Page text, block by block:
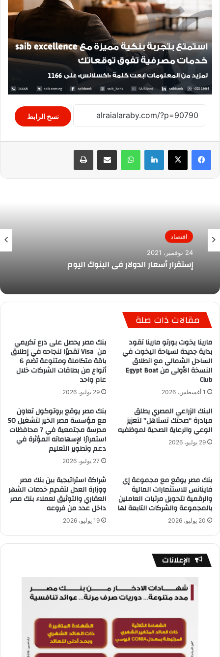
نسخ الرابط
لينكدإن واتساب مشاركة عبر البريد طباعة
اقتصاد
24 نوفمبر، 2021
إستقرار أسعار الدولار في البنوك اليوم
مقالات ذات صلة
مارينا يخوت بورتو مارينا تقود
بداية جديدة لسياحة اليخوت في
الساحل الشمالي مع انطلاق
النسخة الأولى من Egypt Boat
Club
1 أغسطس، 2026
بنك مصر يحصل على درع تكريمي
من Visa تقديرًا لنجاحه في إطلاق
باقة متكاملة ومتنوعة تضم 6
أنواع من بطاقات الشركات خلال
عام واحد
29 يوليو، 2026
البنك الزراعي المصري يطلق
مبادرة “صحتك تستاهل” لتعزيز
الوعي والرعاية الصحية لموظفيه
29 يوليو، 2026
بنك مصر يوقع بروتوكول تعاون
مع مؤسسة مصر الخير لتشغيل 50
مدرسة مجتمعية في 7 محافظات
استمرارًا لإسهاماته المؤثرة في
دعم وتطوير التعليم
27 يوليو، 2026
بنك مصر يوقع مع مجموعة إي
فاينانس للاستثمارات المالية
والرقمية لتحويل مرتبات العاملين
بالمجموعة والشركات التابعة لها
20 يوليو، 2026
شراكة استراتيجية بين بنك مصر
ووزارة العدل لتقديم خدمات الشهر
العقاري والتوثيق لعملاء بنك مصر
داخل عدد من فروعه
19 يوليو، 2026
الإعلانات